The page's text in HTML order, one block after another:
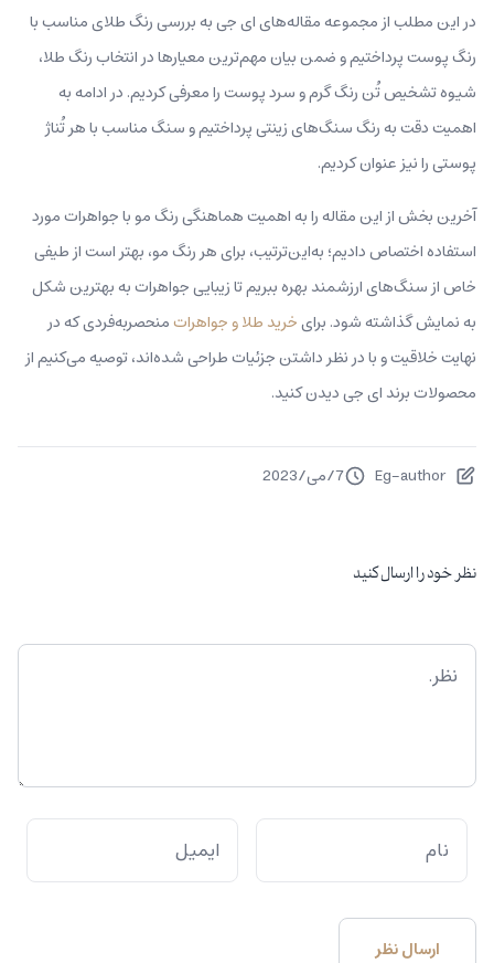
در این مطلب از مجموعه مقاله‌های ای جی به بررسی رنگ طلای مناسب با
رنگ پوست پرداختیم و ضمن بیان مهم‌ترین معیارها در انتخاب رنگ طلا،
شیوه تشخیص تُن رنگ گرم و سرد پوست را معرفی کردیم. در ادامه به
اهمیت دقت به رنگ‌ سنگ‌های زینتی پرداختیم و سنگ مناسب با هر تُناژ
پوستی را نیز عنوان کردیم.
آخرین بخش از این مقاله را به اهمیت هماهنگی رنگ مو با جواهرات مورد
استفاده اختصاص دادیم؛ به‌این‌ترتیب، برای هر رنگ مو،‌ بهتر است از طیفی
خاص از سنگ‌های ارزشمند بهره ببریم تا زیبایی جواهرات به بهترین شکل
به نمایش گذاشته شود. برایخرید طلا و جواهراتمنحصربه‌فردی که در
نهایت خلاقیت و با در نظر داشتن جزئیات طراحی شده‌اند، توصیه می‌کنیم از
محصولات برند ای جی دیدن کنید.
Eg-author
7
/می/
2023
نظر خود را ارسال کنید